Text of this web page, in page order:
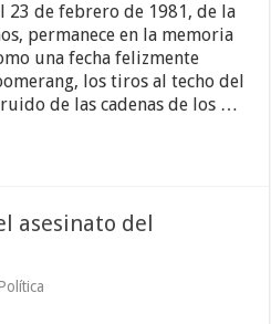
de febrero de 1981, de la
permanece en la memoria
una fecha felizmente
los tiros al techo del
de las cadenas de los …
asesinato del